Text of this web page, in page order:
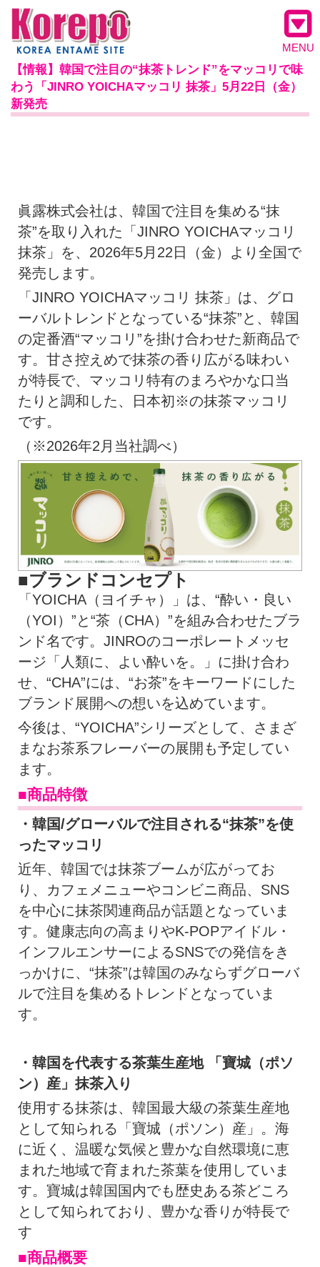
MENU
【情報】韓国で注目の“抹茶トレンド”をマッコリで味
わう「JINRO YOICHAマッコリ 抹茶」5月22日（金）
新発売
眞露株式会社は、韓国で注目を集める“抹
茶”を取り入れた「JINRO YOICHAマッコリ
抹茶」を、2026年5月22日（金）より全国で
発売します。
「JINRO YOICHAマッコリ 抹茶」は、グロ
ーバルトレンドとなっている“抹茶”と、韓国
の定番酒“マッコリ”を掛け合わせた新商品で
す。甘さ控えめで抹茶の香り広がる味わい
が特長で、マッコリ特有のまろやかな口当
たりと調和した、日本初※の抹茶マッコリ
です。
（※2026年2月当社調べ）
■ブランドコンセプト
「YOICHA（ヨイチャ）」は、“酔い・良い
（YOI）”と“茶（CHA）”を組み合わせたブラ
ンド名です。JINROのコーポレートメッセ
ージ「人類に、よい酔いを。」に掛け合わ
せ、“CHA”には、“お茶”をキーワードにした
ブランド展開への想いを込めています。
今後は、“YOICHA”シリーズとして、さまざ
まなお茶系フレーバーの展開も予定してい
ます。
■商品特徴
・韓国/グローバルで注目される“抹茶”を使
ったマッコリ
近年、韓国では抹茶ブームが広がってお
り、カフェメニューやコンビニ商品、SNS
を中心に抹茶関連商品が話題となっていま
す。健康志向の高まりやK-POPアイドル・
インフルエンサーによるSNSでの発信をき
っかけに、“抹茶”は韓国のみならずグローバ
ルで注目を集めるトレンドとなっていま
す。
・韓国を代表する茶葉生産地 「寶城（ポソ
ン）産」抹茶入り
使用する抹茶は、韓国最大級の茶葉生産地
として知られる「寶城（ポソン）産」。海
に近く、温暖な気候と豊かな自然環境に恵
まれた地域で育まれた茶葉を使用していま
す。寶城は韓国国内でも歴史ある茶どころ
として知られており、豊かな香りが特長で
す
■商品概要